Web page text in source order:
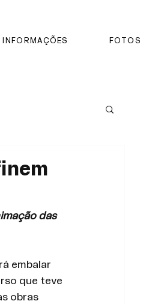
INFORMAÇÕES FOTOS
das
embalar
que teve
obras